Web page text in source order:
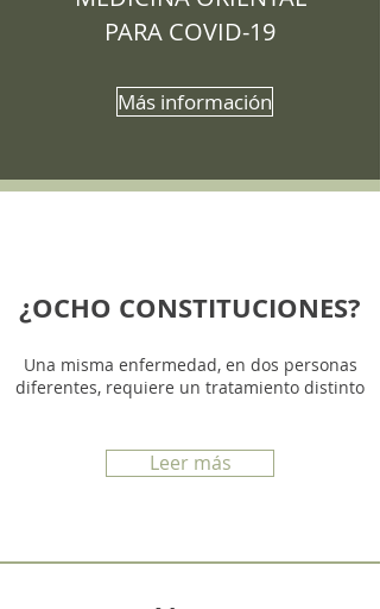
PARA COVID-19
Más información
¿OCHO CONSTITUCIONES?
Una misma enfermedad, en dos personas
diferentes, requiere un tratamiento distinto
Leer más